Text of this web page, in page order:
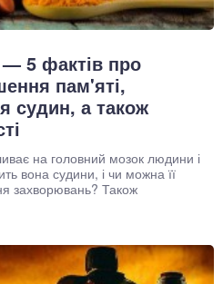
5 фактів про
пам'яті,
судин, а також
на головний мозок людини і
вона судини, і чи можна її
захворювань? Також